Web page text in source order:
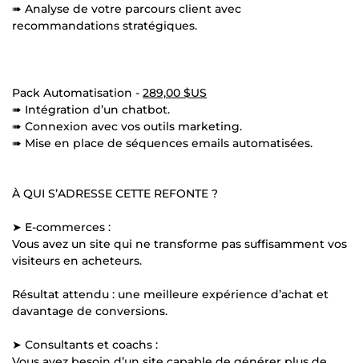
➠ Analyse de votre parcours client avec
recommandations stratégiques.
Pack Automatisation - 289,00 $US
➠ Intégration d’un chatbot.
➠ Connexion avec vos outils marketing.
➠ Mise en place de séquences emails automatisées.
À QUI S’ADRESSE CETTE REFONTE ?
➤ E-commerces :
Vous avez un site qui ne transforme pas suffisamment vos
visiteurs en acheteurs.
Résultat attendu : une meilleure expérience d’achat et
davantage de conversions.
➤ Consultants et coachs :